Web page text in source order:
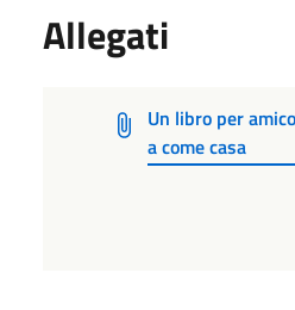
Allegati
Un libro per
a come casa